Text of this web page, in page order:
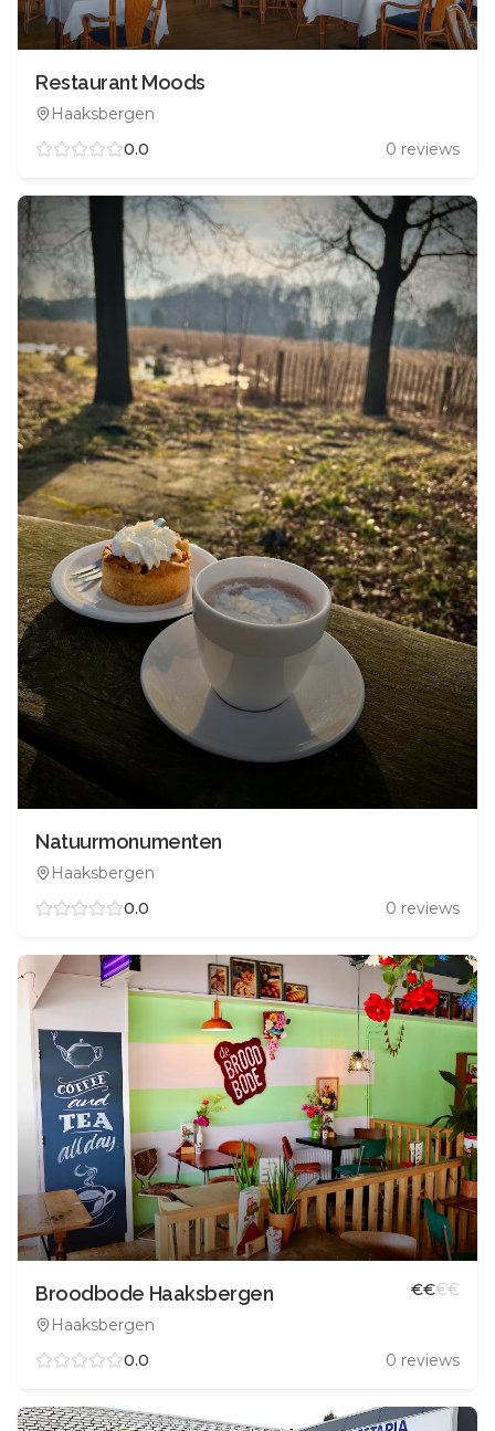
Restaurant Moods
Haaksbergen
0.0
0 reviews
Natuurmonumenten
Haaksbergen
0.0
0 reviews
Broodbode Haaksbergen
Haaksbergen
€€€€
0.0 0 reviews